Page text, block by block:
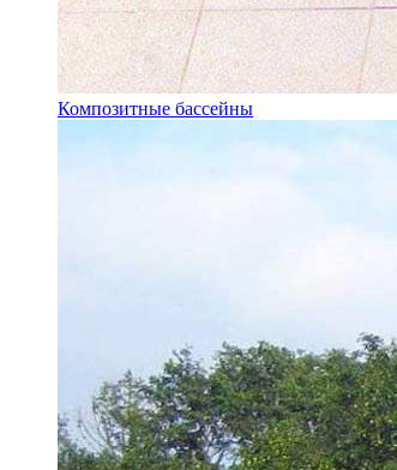
Композитные бассейны